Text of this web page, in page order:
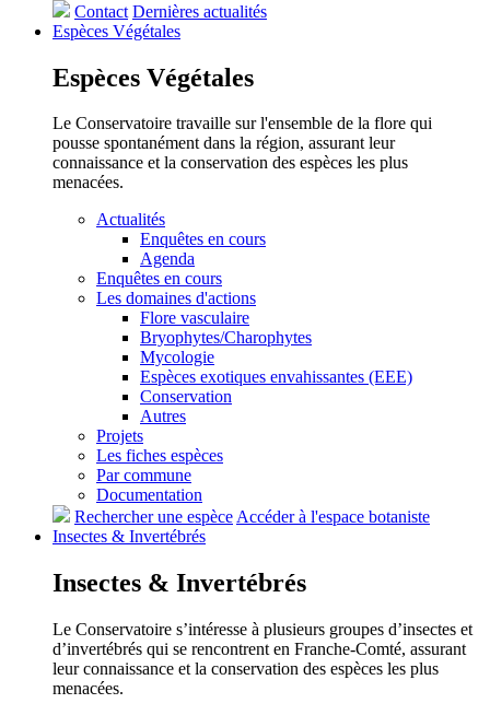
Contact Dernières actualités
Espèces Végétales
Espèces Végétales
Le Conservatoire travaille sur l'ensemble de la flore qui
pousse spontanément dans la région, assurant leur
connaissance et la conservation des espèces les plus
menacées.
Actualités
Enquêtes en cours
Agenda
Enquêtes en cours
Les domaines d'actions
Flore vasculaire
Bryophytes/Charophytes
Mycologie
Espèces exotiques envahissantes (EEE)
Conservation
Autres
Projets
Les fiches espèces
Par commune
Documentation
Rechercher une espèceAccéder à l'espace botaniste
Insectes & Invertébrés
Insectes & Invertébrés
Le Conservatoire s’intéresse à plusieurs groupes d’insectes et
d’invertébrés qui se rencontrent en Franche-Comté, assurant
leur connaissance et la conservation des espèces les plus
menacées.